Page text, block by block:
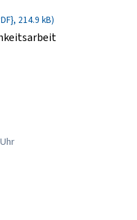
214.9 kB)